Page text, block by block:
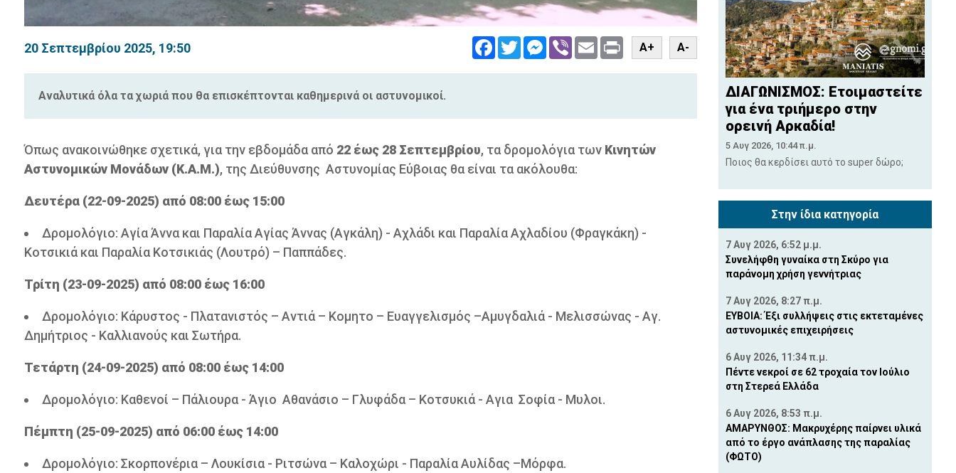
20 Σεπτεμβρίου 2025, 19:50 FacebookTwitterMessenger
Viber Email PrintA+ A-
Αναλυτικά όλα τα χωριά που θα επισκέπτονται καθημερινά οι αστυνομικοί.
Όπως ανακοινώθηκε σχετικά, για την εβδομάδα από 22 έως 28 Σεπτεμβρίου, τα δρομολόγια των Κινητών
Αστυνομικών Μονάδων (Κ.Α.Μ.), της Διεύθυνσης Αστυνομίας Εύβοιας θα είναι τα ακόλουθα:
Δευτέρα (22-09-2025) από 08:00 έως 15:00
Δρομολόγιο: Αγία Άννα και Παραλία Αγίας Άννας (Αγκάλη) - Αχλάδι και Παραλία Αχλαδίου (Φραγκάκη) -
Κοτσικιά και Παραλία Κοτσικιάς (Λουτρό) – Παππάδες.
Τρίτη (23-09-2025) από 08:00 έως 16:00
Δρομολόγιο: Κάρυστος - Πλατανιστός – Αντιά – Κομητο – Ευαγγελισμός –Αμυγδαλιά - Μελισσώνας - Αγ.
Δημήτριος - Καλλιανούς και Σωτήρα.
Τετάρτη (24-09-2025) από 08:00 έως 14:00
Δρομολόγιο: Καθενοί – Πάλιουρα - Άγιο Αθανάσιο – Γλυφάδα – Κοτσυκιά - Αγια Σοφία - Μυλοι.
Πέμπτη (25-09-2025) από 06:00 έως 14:00
Δρομολόγιο: Σκορπονέρια – Λουκίσια - Ριτσώνα – Καλοχώρι - Παραλία Αυλίδας –Μόρφα.
ΔΙΑΓΩΝΙΣΜΟΣ: Ετοιμαστείτε
για ένα τριήμερο στην
ορεινή Αρκαδία!
5 Αυγ 2026, 10:44 π.μ.
Ποιος θα κερδίσει αυτό το super δώρο;
Στην ίδια κατηγορία
7 Αυγ 2026, 6:52 μ.μ.
Συνελήφθη γυναίκα στη Σκύρο για
παράνομη χρήση γεννήτριας
7 Αυγ 2026, 8:27 π.μ.
ΕΥΒΟΙΑ: Έξι συλλήψεις στις εκτεταμένες
αστυνομικές επιχειρήσεις
6 Αυγ 2026, 11:34 π.μ.
Πέντε νεκροί σε 62 τροχαία τον Ιούλιο
στη Στερεά Ελλάδα
6 Αυγ 2026, 8:53 π.μ.
ΑΜΑΡΥΝΘΟΣ: Μακρυχέρης παίρνει υλικά
από το έργο ανάπλασης της παραλίας
(ΦΩΤΟ)